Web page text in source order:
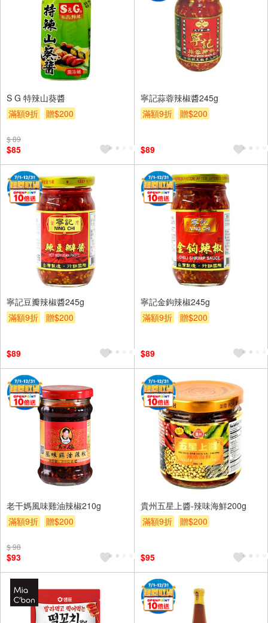
S G 特辣山葵醬
滿額9折
贈$200
$ 89
$85
寧記蒜蓉辣椒醬245g
滿額9折
贈$200
$89
寧記豆瓣辣椒醬245g
滿額9折
贈$200
$89
寧記金鉤辣椒245g
滿額9折
贈$200
$89
老干媽風味雞油辣椒210g
滿額9折
贈$200
$ 98
$93
貴州五星上醬-辣味海鮮200g
滿額9折
贈$200
$95